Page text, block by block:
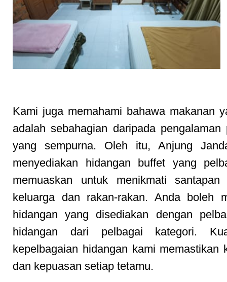
Kami juga memahami bahawa makanan
adalah sebahagian daripada pengalaman
yang sempurna. Oleh itu, Anjung
menyediakan hidangan buffet yang
memuaskan untuk menikmati santapan
keluarga dan rakan-rakan. Anda boleh
hidangan yang disediakan dengan
hidangan dari pelbagai kategori.
kepelbagaian hidangan kami memastikan
dan kepuasan setiap tetamu.